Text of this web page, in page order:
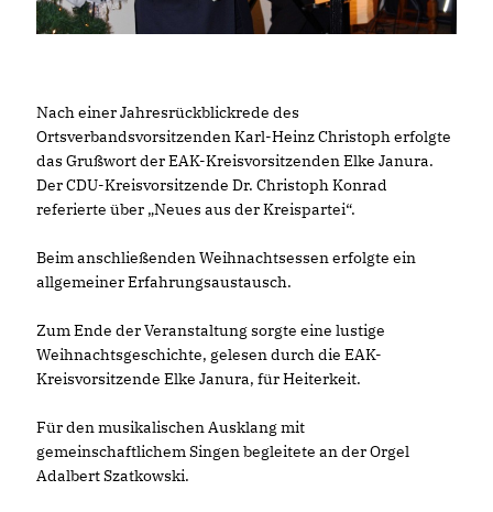
Nach einer Jahresrückblickrede des
Ortsverbandsvorsitzenden Karl-Heinz Christoph erfolgte
das Grußwort der EAK-Kreisvorsitzenden Elke Janura.
Der CDU-Kreisvorsitzende Dr. Christoph Konrad
referierte über „Neues aus der Kreispartei“.
Beim anschließenden Weihnachtsessen erfolgte ein
allgemeiner Erfahrungsaustausch.
Zum Ende der Veranstaltung sorgte eine lustige
Weihnachtsgeschichte, gelesen durch die EAK-
Kreisvorsitzende Elke Janura, für Heiterkeit.
Für den musikalischen Ausklang mit
gemeinschaftlichem Singen begleitete an der Orgel
Adalbert Szatkowski.